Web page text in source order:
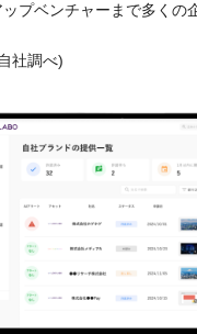
プベンチャーまで多くの
社調べ)